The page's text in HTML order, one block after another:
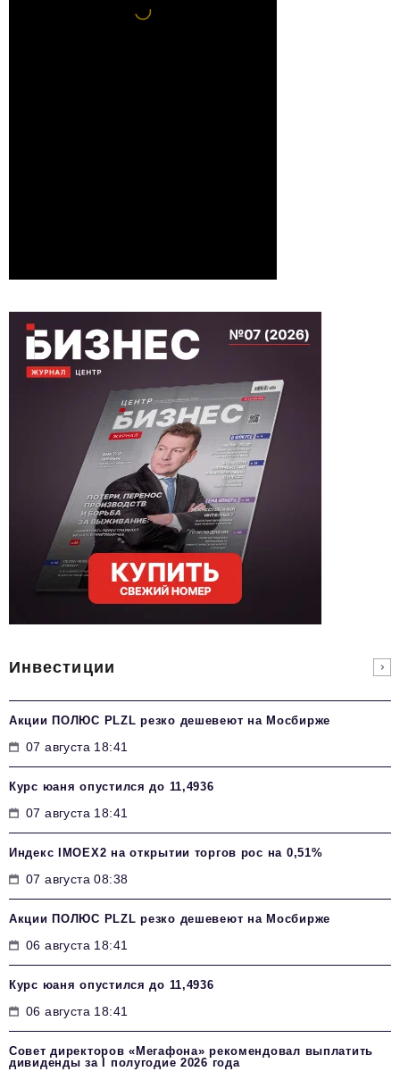
Инвестиции
Акции ПОЛЮС PLZL резко дешевеют на Мосбирже
07 августа 18:41
Курс юаня опустился до 11,4936
07 августа 18:41
Индекс IMOEX2 на открытии торгов рос на 0,51%
07 августа 08:38
Акции ПОЛЮС PLZL резко дешевеют на Мосбирже
06 августа 18:41
Курс юаня опустился до 11,4936
06 августа 18:41
Совет директоров «Мегафона» рекомендовал выплатить
дивиденды за I полугодие 2026 года